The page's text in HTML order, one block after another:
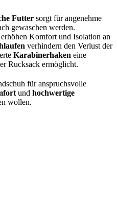
Futter sorgt für angenehme
gewaschen werden.
erhöhen Komfort und Isolation an
verhindern den Verlust der
Karabinerhaken eine
Rucksack ermöglicht.
für anspruchsvolle
und hochwertige
wollen.